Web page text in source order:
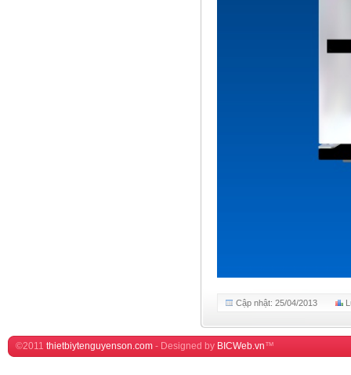
Cập nhật: 25/04/2013
©2011 thietbiytenguyenson.com - Designed by BICWeb.vn™